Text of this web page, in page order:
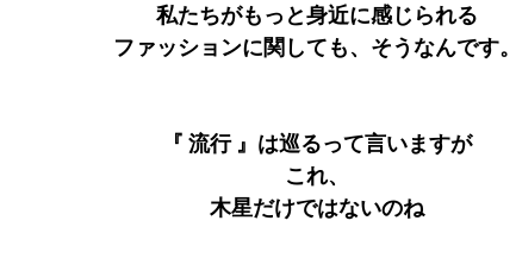
私たちがもっと身近に感じられる
ファッションに関しても、そうなんです。
『 流行 』は巡るって言いますが
これ、
木星だけではないのね